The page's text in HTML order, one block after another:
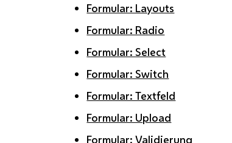
Formular: Layouts
Formular: Radio
Formular: Select
Formular: Switch
Formular: Textfeld
Formular: Upload
Formular: Validierung